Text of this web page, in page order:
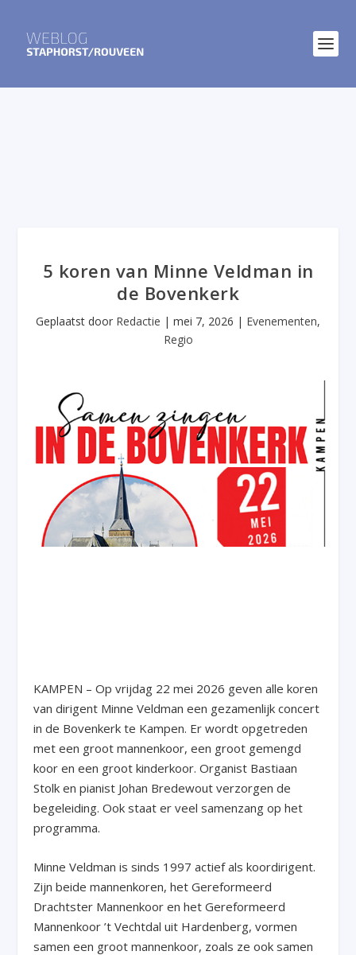
5 koren van Minne Veldman in
de Bovenkerk
Geplaatst door Redactie | mei 7, 2026 | Evenementen,
Regio
KAMPEN – Op vrijdag 22 mei 2026 geven alle koren
van dirigent Minne Veldman een gezamenlijk concert
in de Bovenkerk te Kampen. Er wordt opgetreden
met een groot mannenkoor, een groot gemengd
koor en een groot kinderkoor. Organist Bastiaan
Stolk en pianist Johan Bredewout verzorgen de
begeleiding. Ook staat er veel samenzang op het
programma.
Minne Veldman is sinds 1997 actief als koordirigent.
Zijn beide mannenkoren, het Gereformeerd
Drachtster Mannenkoor en het Gereformeerd
Mannenkoor ’t Vechtdal uit Hardenberg, vormen
samen een groot mannenkoor, zoals ze ook samen